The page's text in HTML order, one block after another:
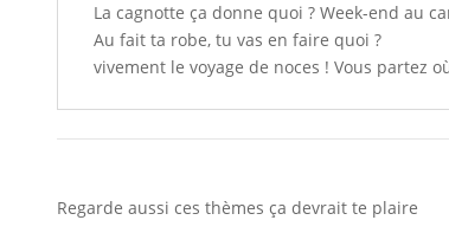
La cagnotte ça donne quoi ? Week-end au
Au fait ta robe, tu vas en faire quoi ?
vivement le voyage de noces ! Vous partez
Regarde aussi ces thèmes ça devrait te plaire